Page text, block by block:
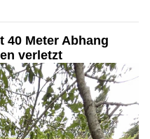
40 Meter Abhang
verletzt